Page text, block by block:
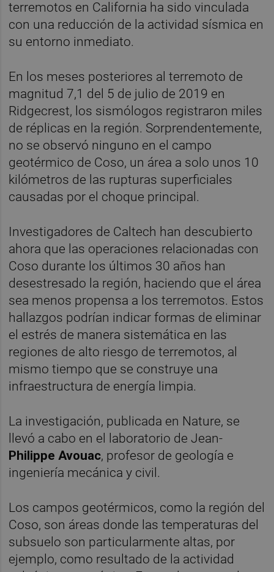
terremotos en California ha sido vinculada
con una reducción de la actividad sísmica en
su entorno inmediato.
En los meses posteriores al terremoto de
magnitud 7,1 del 5 de julio de 2019 en
Ridgecrest, los sismólogos registraron miles
de réplicas en la región. Sorprendentemente,
no se observó ninguno en el campo
geotérmico de Coso, un área a solo unos 10
kilómetros de las rupturas superficiales
causadas por el choque principal.
Investigadores de Caltech han descubierto
ahora que las operaciones relacionadas con
Coso durante los últimos 30 años han
desestresado la región, haciendo que el área
sea menos propensa a los terremotos. Estos
hallazgos podrían indicar formas de eliminar
el estrés de manera sistemática en las
regiones de alto riesgo de terremotos, al
mismo tiempo que se construye una
infraestructura de energía limpia.
La investigación, publicada en Nature, se
llevó a cabo en el laboratorio de Jean-
Philippe Avouac, profesor de geología e
ingeniería mecánica y civil.
Los campos geotérmicos, como la región del
Coso, son áreas donde las temperaturas del
subsuelo son particularmente altas, por
ejemplo, como resultado de la actividad